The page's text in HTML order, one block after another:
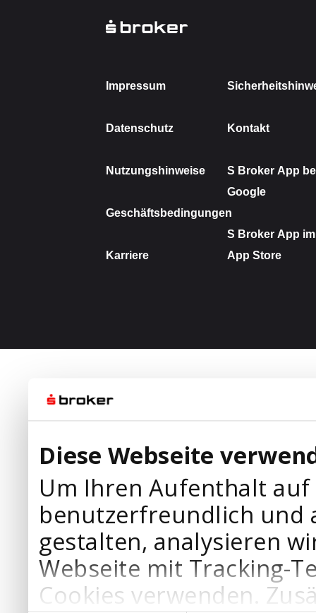
Diese Webseite
Um Ihren Aufenthalt
benutzerfreundlich und
gestalten, analysieren
Webseite mit Tracking-
Cookies verwenden.